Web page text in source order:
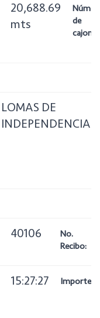
20,688.69
mts
de
LOMAS DE
INDEPENDENCIA
40106
No.
Recibo:
15:27:27 Importe: